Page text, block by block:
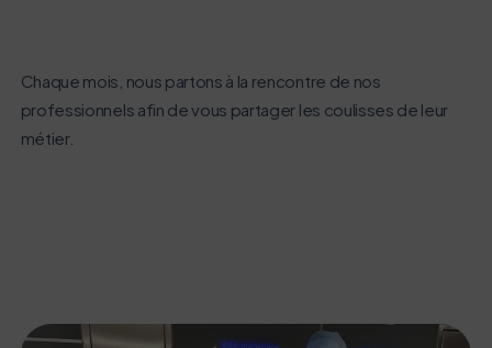
Chaque mois, nous partons à la rencontre de nos
professionnels afin de vous partager les coulisses de leur
métier.